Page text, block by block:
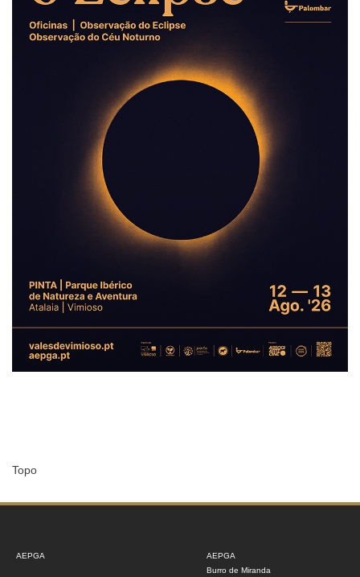
Topo
AEPGA
AEPGA
Burro de Miranda